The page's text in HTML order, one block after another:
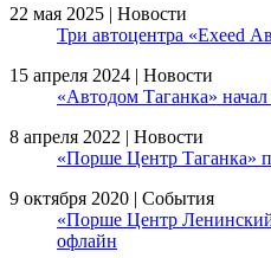
22 мая 2025 | Новости
Три автоцентра «Exeed
15 апреля 2024 | Новости
«Автодом Таганка»
8 апреля 2022 | Новости
«Порше Центр Таганка»
9 октября 2020 | События
«Порше Центр
офлайн